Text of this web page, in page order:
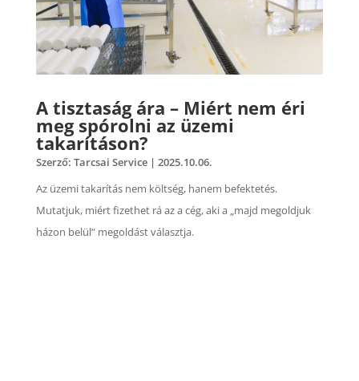
A tisztaság ára – Miért nem éri
meg spórolni az üzemi
takarításon?
Szerző: Tarcsai Service| 2025.10.06.
Az üzemi takarítás nem költség, hanem befektetés.
Mutatjuk, miért fizethet rá az a cég, aki a „majd megoldjuk
házon belül” megoldást választja.